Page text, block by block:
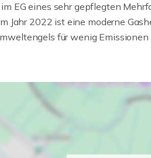
EG eines sehr gepflegten
Jahr 2022 ist eine moderne
für wenig Emissionen